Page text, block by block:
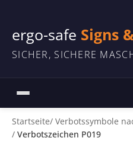
ergo-safe Signs
SICHER, SICHERE
Startseite Verbotssymbole
Verbotszeichen P019